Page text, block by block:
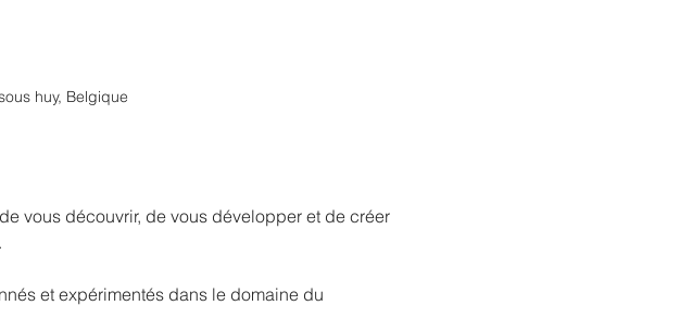
huy, Belgique
vous découvrir, de vous développer et de créer
et expérimentés dans le domaine du